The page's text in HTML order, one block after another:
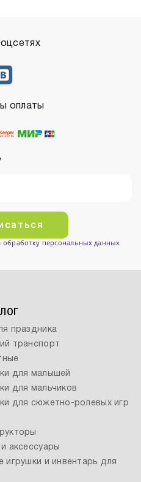
обработку персональных данных
оплаты
праздника
транспорт
для малышей
для мальчиков
для сюжетно-ролевых игр
аксессуары
игрушки и инвентарь для